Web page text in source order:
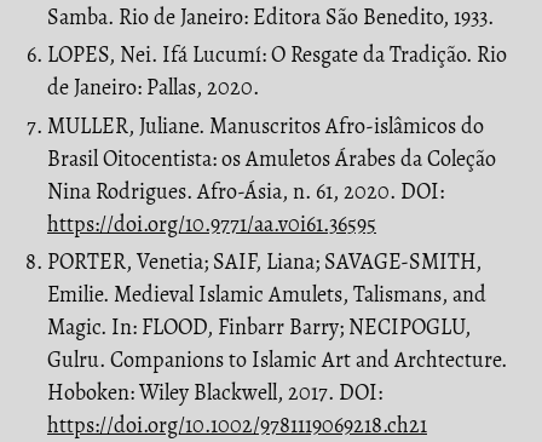
Samba. Rio de Janeiro: Editora São Benedito, 1933.
LOPES, Nei. Ifá Lucumí: O Resgate da Tradição. Rio
de Janeiro: Pallas, 2020.
MULLER, Juliane. Manuscritos Afro-islâmicos do
Brasil Oitocentista: os Amuletos Árabes da Coleção
Nina Rodrigues. Afro-Ásia, n. 61, 2020. DOI:
https://doi.org/10.9771/aa.v0i61.36595
PORTER, Venetia; SAIF, Liana; SAVAGE-SMITH,
Emilie. Medieval Islamic Amulets, Talismans, and
Magic. In: FLOOD, Finbarr Barry; NECIPOGLU,
Gulru. Companions to Islamic Art and Archtecture.
Hoboken: Wiley Blackwell, 2017. DOI:
https://doi.org/10.1002/9781119069218.ch21